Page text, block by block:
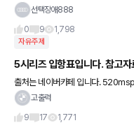
이 좀 약해보여서....그래도 국산중형
선택장애888
0
9 1,798
자유주제
5시리즈 입항표입니다. 참고
출처는 네이버카페 입니다. 520msp가 물량비율 높네요. 제가 알기
로는 차량 대수 절대값이 아니라서,
고출력
9
17 1,771